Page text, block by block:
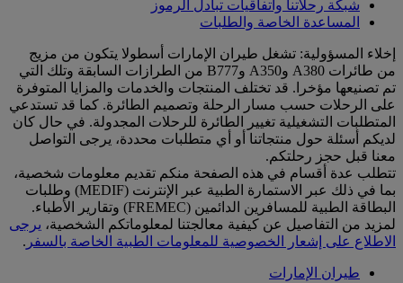
شبكة رحلاتنا واتفاقيات تبادل الرموز
المساعدة الخاصة والطلبات
إخلاء المسؤولية: تشغل طيران الإمارات أسطولا يتكون من مزيج
من طائرات A380 وA350 وB777 من الطرازات السابقة وتلك التي
تم تصنيعها مؤخرا. قد تختلف المنتجات والخدمات والمزايا المتوفرة
على الرحلات حسب مسار الرحلة وتصميم الطائرة. كما قد تستدعي
المتطلبات التشغيلية تغيير الطائرة للرحلات المجدولة. في حال كان
لديكم أسئلة حول منتجاتنا أو أي متطلبات محددة، يرجى التواصل
معنا قبل حجز رحلتكم.
تتطلب عدة أقسام في هذه الصفحة منكم تقديم معلومات شخصية،
بما في ذلك عبر الاستمارة الطبية عبر الإنترنت (MEDIF) وطلبات
البطاقة الطبية للمسافرين الدائمين (FREMEC) وتقارير الأطباء.
لمزيد من التفاصيل عن كيفية معالجتنا لمعلوماتكم الشخصية، يرجى
الاطلاع على إشعار الخصوصية للمعلومات الطبية الخاصة بالسفر .
طيران الإمارات